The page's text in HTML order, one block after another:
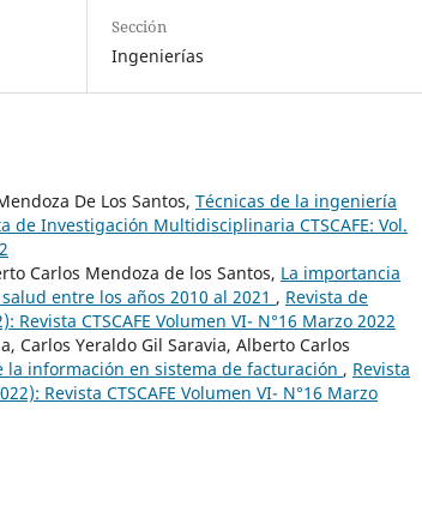
Sección
Ingenierías
De Los Santos, Técnicas de la ingeniería
de Investigación Multidisciplinaria CTSCAFE: Vol.
Carlos Mendoza de los Santos, La importancia
entre los años 2010 al 2021 , Revista de
CTSCAFE Volumen VI- N°16 Marzo 2022
Carlos Yeraldo Gil Saravia, Alberto Carlos
información en sistema de facturación , Revista
Revista CTSCAFE Volumen VI- N°16 Marzo